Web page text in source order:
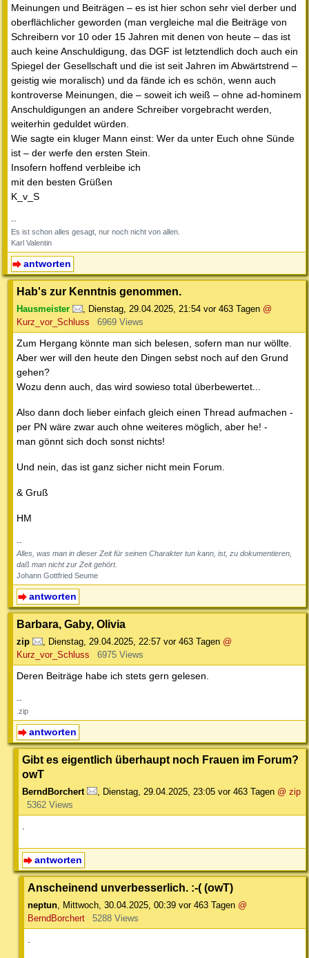
Meinungen und Beiträgen – es ist hier schon sehr viel derber und
oberflächlicher geworden (man vergleiche mal die Beiträge von
Schreibern vor 10 oder 15 Jahren mit denen von heute – das ist
auch keine Anschuldigung, das DGF ist letztendlich doch auch ein
Spiegel der Gesellschaft und die ist seit Jahren im Abwärtstrend –
geistig wie moralisch) und da fände ich es schön, wenn auch
kontroverse Meinungen, die – soweit ich weiß – ohne ad-hominem
Anschuldigungen an andere Schreiber vorgebracht werden,
weiterhin geduldet würden.
Wie sagte ein kluger Mann einst: Wer da unter Euch ohne Sünde
ist – der werfe den ersten Stein.
Insofern hoffend verbleibe ich
mit den besten Grüßen
K_v_S
--
Es ist schon alles gesagt, nur noch nicht von allen.
Karl Valentin
antworten
Hab's zur Kenntnis genommen.
Hausmeister , Dienstag, 29.04.2025, 21:54 vor 463 Tagen @
Kurz_vor_Schluss
6969 Views
Zum Hergang könnte man sich belesen, sofern man nur wöllte.
Aber wer will den heute den Dingen sebst noch auf den Grund
gehen?
Wozu denn auch, das wird sowieso total überbewertet...
Also dann doch lieber einfach gleich einen Thread aufmachen -
per PN wäre zwar auch ohne weiteres möglich, aber he! -
man gönnt sich doch sonst nichts!
Und nein, das ist ganz sicher nicht mein Forum.
& Gruß
HM
--
Alles, was man in dieser Zeit für seinen Charakter tun kann, ist, zu dokumentieren,
daß man nicht zur Zeit gehört.
Johann Gottfried Seume
antworten
Barbara, Gaby, Olivia
zip , Dienstag, 29.04.2025, 22:57 vor 463 Tagen @
Kurz_vor_Schluss
6975 Views
Deren Beiträge habe ich stets gern gelesen.
--
.zip
antworten
Gibt es eigentlich überhaupt noch Frauen im Forum?
owT
BerndBorchert Dienstag, 29.04.2025, 23:05 vor 463 Tagen @ zip
5362 Views
antworten
Anscheinend unverbesserlich. :-( (owT)
neptun Mittwoch, 30.04.2025, 00:39 vor 463 Tagen @
BerndBorchert
5288 Views